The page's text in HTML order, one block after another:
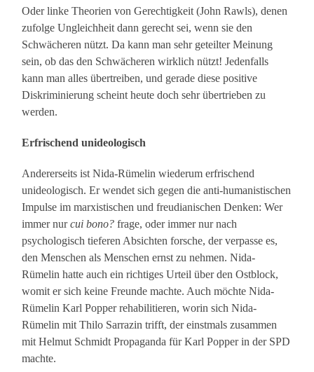
Oder linke Theorien von Gerechtigkeit (John Rawls), denen
zufolge Ungleichheit dann gerecht sei, wenn sie den
Schwächeren nützt. Da kann man sehr geteilter Meinung
sein, ob das den Schwächeren wirklich nützt! Jedenfalls
kann man alles übertreiben, und gerade diese positive
Diskriminierung scheint heute doch sehr übertrieben zu
werden.
Erfrischend unideologisch
Andererseits ist Nida-Rümelin wiederum erfrischend
unideologisch. Er wendet sich gegen die anti-humanistischen
Impulse im marxistischen und freudianischen Denken: Wer
immer nurcui bono? frage, oder immer nur nach
psychologisch tieferen Absichten forsche, der verpasse es,
den Menschen als Menschen ernst zu nehmen. Nida-
Rümelin hatte auch ein richtiges Urteil über den Ostblock,
womit er sich keine Freunde machte. Auch möchte Nida-
Rümelin Karl Popper rehabilitieren, worin sich Nida-
Rümelin mit Thilo Sarrazin trifft, der einstmals zusammen
mit Helmut Schmidt Propaganda für Karl Popper in der SPD
machte.